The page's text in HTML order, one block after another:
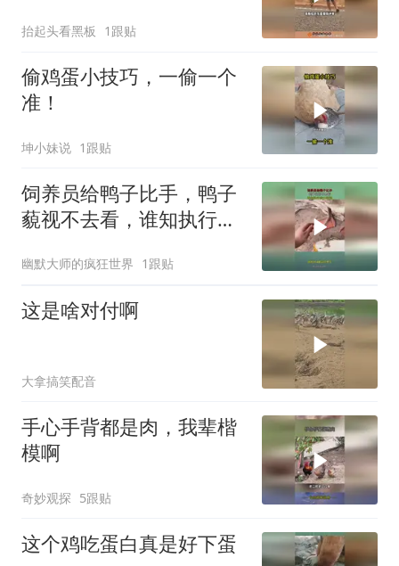
抬起头看黑板 1跟贴
偷鸡蛋小技巧，一偷一个
准！
坤小妹说 1跟贴
饲养员给鸭子比手，鸭子
藐视不去看，谁知执行能
幽默大师的疯狂世界 1跟贴
这是啥对付啊
大拿搞笑配音
手心手背都是肉，我辈楷
模啊
奇妙观探 5跟贴
这个鸡吃蛋白真是好下蛋